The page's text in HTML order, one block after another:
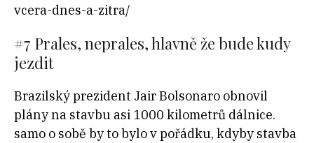
vcera-dnes-a-zitra/
#7 Prales, neprales, hlavně že bude kudy
jezdit
Brazilský prezident Jair Bolsonaro obnovil
plány na stavbu asi 1000 kilometrů dálnice.
samo o sobě by to bylo v pořádku, kdyby stavba